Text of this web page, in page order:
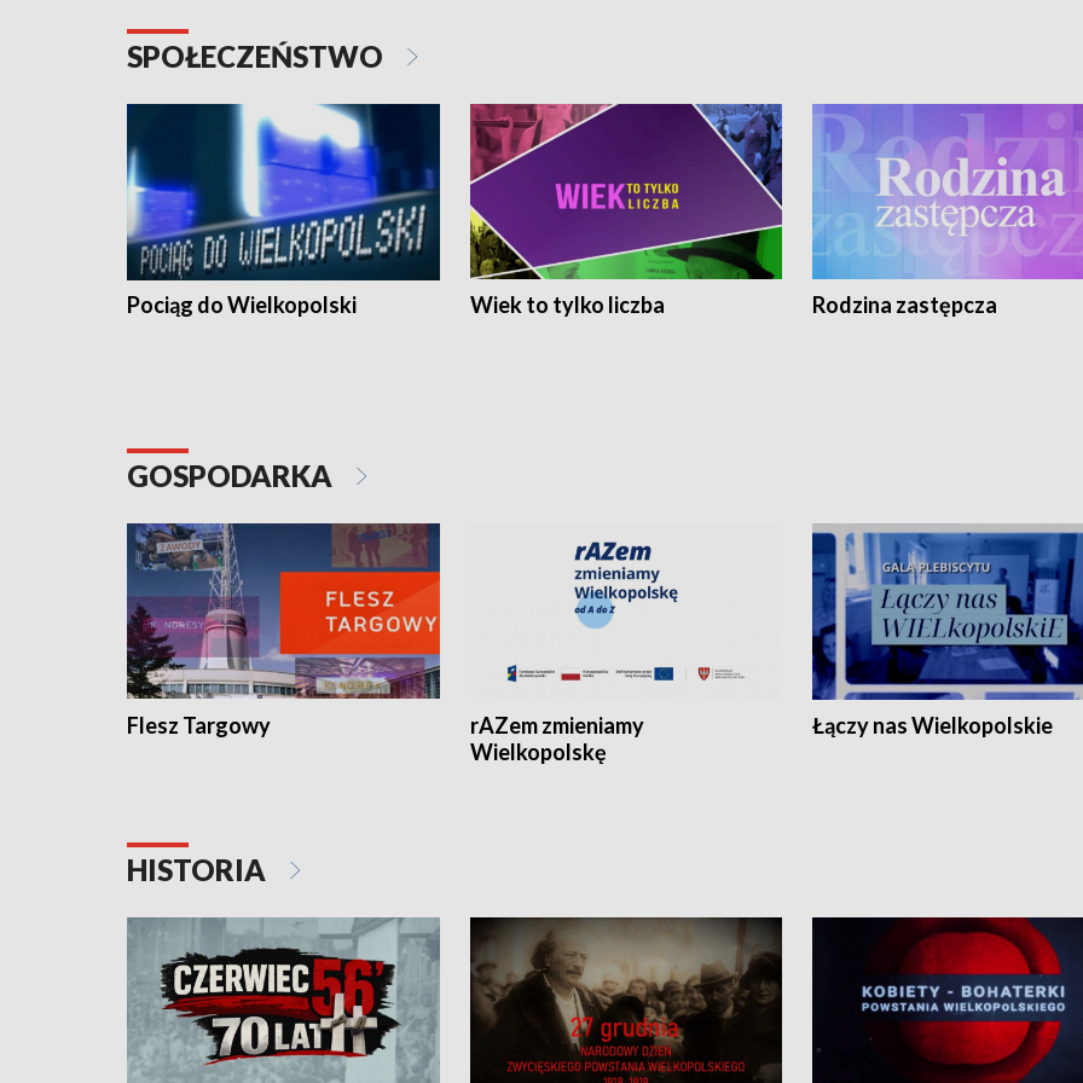
SPOŁECZEŃSTWO
Pociąg do Wielkopolski Wiek to tylko liczba Rodzina zastępcza
GOSPODARKA
Flesz Targowy
rAZem zmieniamy
Wielkopolskę
Łączy nas Wielkopolskie
HISTORIA